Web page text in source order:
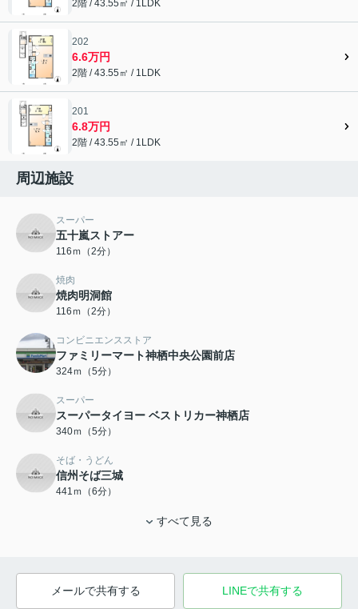
2階 / 43.55㎡ / 1LDK
202
6.6万円
2階 / 43.55㎡ / 1LDK
201
6.8万円
2階 / 43.55㎡ / 1LDK
周辺施設
スーパー
五十嵐ストアー
116ｍ（2分）
焼肉
焼肉明洞館
116ｍ（2分）
コンビニエンスストア
ファミリーマート神栖中央公園前店
324ｍ（5分）
スーパー
スーパータイヨー ベストリカー神栖店
340ｍ（5分）
そば・うどん
信州そば三城
441ｍ（6分）
すべて見る
メールで共有する LINEで共有する